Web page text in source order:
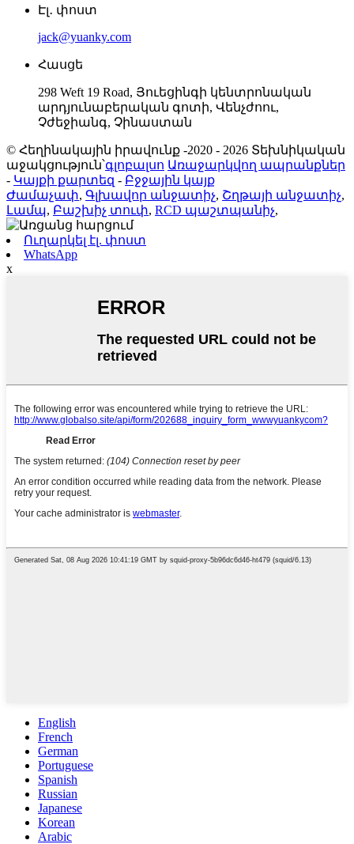
Էլ․ փոստ
jack@yuanky.com
Հասցե
298 Weft 19 Road, Յուեցինգի կենտրոնական
արդյունաբերական գոտի, Վենչժոու,
Չժեջիանգ, Չինաստան
© Հեղինակային իրավունք -2020 - 2026 Տեխնիկական
աջակցություն՝գլոբալսո Առաջարկվող ապրանքներ
- Կայքի քարտեզ - Բջջային կայք
Ժամաչափ, Գլխավոր անջատիչ, Շղթայի անջատիչ,
Լամպ, Բաշխիչ տուփ, RCD պաշտպանիչ,
Ուղարկել էլ. փոստ
WhatsApp
x
English
French
German
Portuguese
Spanish
Russian
Japanese
Korean
Arabic